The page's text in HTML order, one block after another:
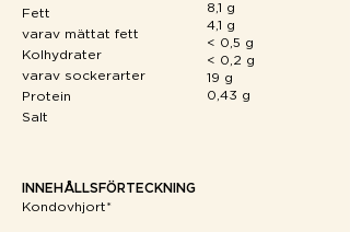
Fett
varav mättat fett
Kolhydrater
varav sockerarter
Protein
Salt
8,1 g
4,1 g
< 0,5 g
< 0,2 g
19 g
0,43 g
INNEHÅLLSFÖRTECKNING
Kondovhjort*